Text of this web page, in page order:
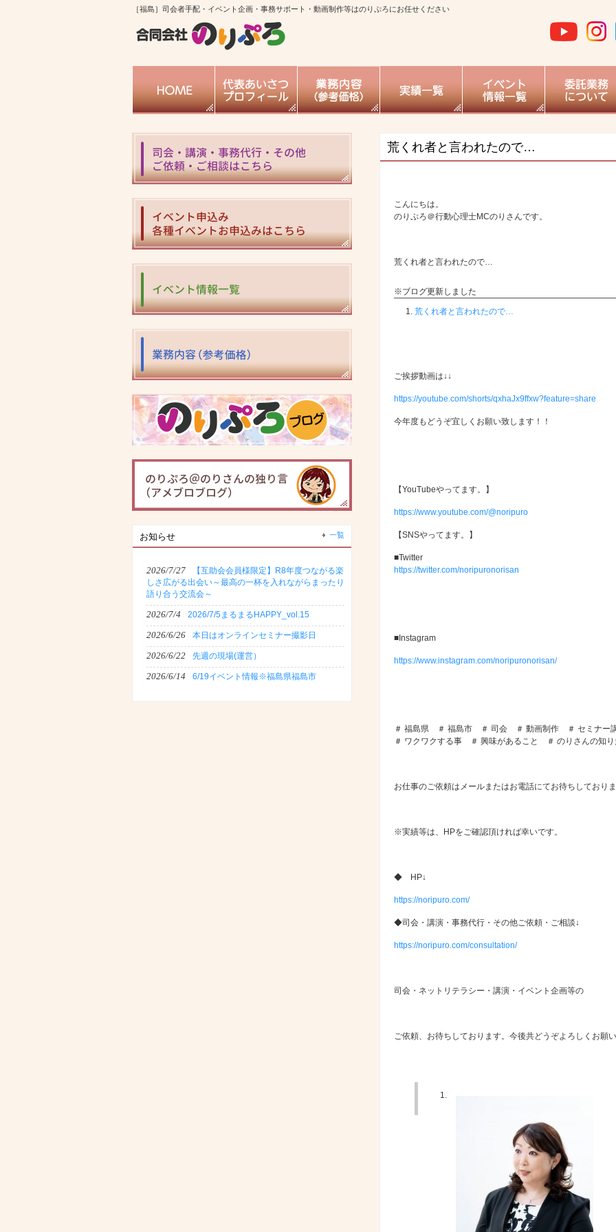
［福島］司会者手配・イベント企画・事務サポート・動画制作等はのりぷろにお任せください
荒くれ者と言われたので…
こんにちは。
のりぷろ＠行動心理士MCのりさんです。
荒くれ者と言われたので…
※ブログ更新しました
荒くれ者と言われたので…
ご挨拶動画は↓↓
https://youtube.com/shorts/qxhaJx9ffxw?feature=share
今年度もどうぞ宜しくお願い致します！！
【YouTubeやってます。】
https://www.youtube.com/@noripuro
【SNSやってます。】
■Twitter
https://twitter.com/noripuronorisan
■Instagram
https://www.instagram.com/noripuronorisan/
＃ 福島県 ＃ 福島市 ＃ 司会 ＃ 動画制作 ＃ セミナー
＃ ワクワクする事 ＃ 興味があること ＃ のりさんの知り
お仕事のご依頼はメールまたはお電話にてお待ちしておりま
※実績等は、HPをご確認頂ければ幸いです。
◆ HP↓
https://noripuro.com/
◆司会・講演・事務代行・その他ご依頼・ご相談↓
https://noripuro.com/consultation/
司会・ネットリテラシー・講演・イベント企画等の
ご依頼、お待ちしております。今後共どうぞよろしくお願い
お知らせ 一覧
2026/7/27
【互助会会員様限定】R8年度つながる楽
しさ広がる出会い～最高の一杯を入れながらまったり
語り合う交流会～
2026/7/4 2026/7/5まるまるHAPPY_vol.15
2026/6/26 本日はオンラインセミナー撮影日
2026/6/22 先週の現場(運営）
2026/6/14 6/19イベント情報※福島県福島市